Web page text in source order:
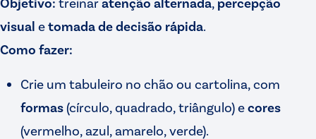
visual etomada de decisão rápida.
Como fazer:
Crie um tabuleiro no chão ou cartolina, com
formas(círculo, quadrado, triângulo) ecores
(vermelho, azul, amarelo, verde).